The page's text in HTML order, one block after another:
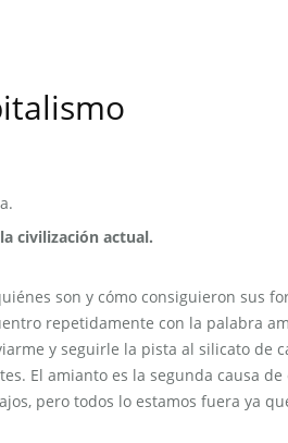
civilización actual.
son y cómo consiguieron sus
repetidamente con la palabra
y seguirle la pista al silicato de
El amianto es la segunda causa
pero todos lo estamos fuera ya